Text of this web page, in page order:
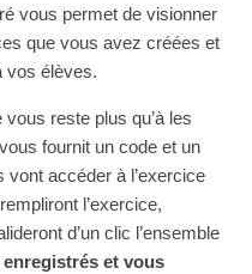
vous permet de visionner
que vous avez créées et
vos élèves.
reste plus qu’à les
fournit un code et un
accéder à l’exercice
l’exercice,
d’un clic l’ensemble
et vous